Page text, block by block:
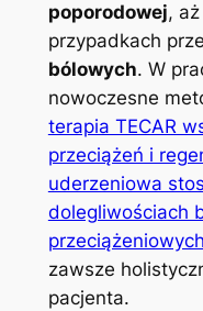
poporodowej,
przypadkach
bólowych. W
nowoczesne
terapia TECAR
przeciążeń i
uderzeniowa
dolegliwościach
przeciążeniowych
zawsze
pacjenta.